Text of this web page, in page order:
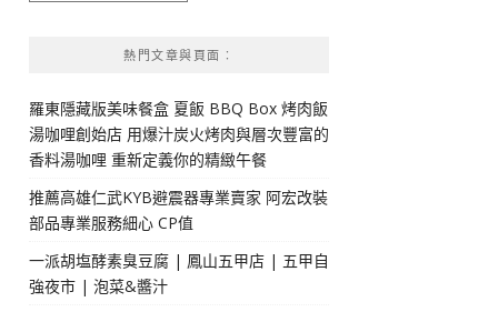
熱門文章與頁面︰
羅東隱藏版美味餐盒 夏飯 BBQ Box 烤肉飯
湯咖哩創始店 用爆汁炭火烤肉與層次豐富的
香料湯咖哩 重新定義你的精緻午餐
推薦高雄仁武KYB避震器專業賣家 阿宏改裝
部品專業服務細心 CP值
一派胡塩酵素臭豆腐 | 鳳山五甲店 | 五甲自
強夜市 | 泡菜&醬汁